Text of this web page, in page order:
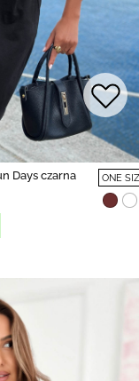
Days czarna ONE